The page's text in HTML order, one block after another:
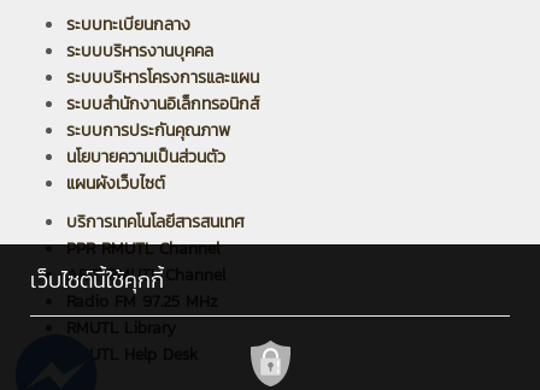
ระบบทะเบียนกลาง
ระบบบริหารงานบุคคล
ระบบบริหารโครงการและแผน
ระบบสำนักงานอิเล็กทรอนิกส์
ระบบการประกันคุณภาพ
นโยบายความเป็นส่วนตัว
แผนผังเว็บไซต์
บริการเทคโนโลยีสารสนเทศ
PPR RMUTL Channel
ARIT RMUTL Channel
Radio FM 97.25 MHz
เว็บไซต์นี้ใช้คุกกี้